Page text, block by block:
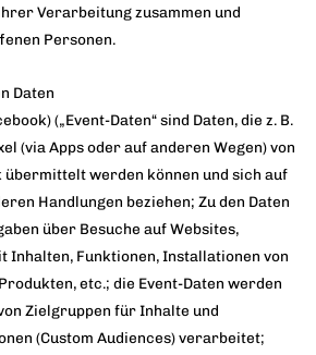
Verarbeitung zusammen und
Personen.
Daten
(„Event-Daten“ sind Daten, die z. B.
(via Apps oder auf anderen Wegen) von
übermittelt werden können und sich auf
Handlungen beziehen; Zu den Daten
über Besuche auf Websites,
Inhalten, Funktionen, Installationen von
etc.; die Event-Daten werden
Zielgruppen für Inhalte und
(Custom Audiences) verarbeitet;